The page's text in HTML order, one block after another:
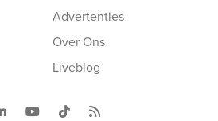
Advertenties
Over Ons
Liveblog